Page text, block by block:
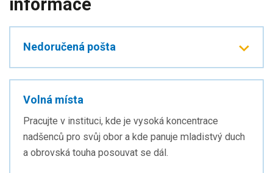
Nedoručená pošta
Volná místa
Pracujte v instituci, kde je vysoká koncentrace
nadšenců pro svůj obor a kde panuje mladistvý duch
a obrovská touha posouvat se dál.